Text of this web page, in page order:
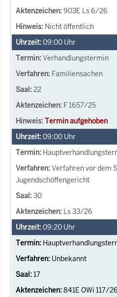
903E Ls 6/26
Nicht öffentlich
09:00 Uhr
Verhandlungstermin
Familiensachen
22
F 1657/25
Termin aufgehoben
09:00 Uhr
Verfahren vor dem
Jugendschöffengericht
30
Ls 33/26
09:20 Uhr
Unbekannt
17
841E OWi 117/26